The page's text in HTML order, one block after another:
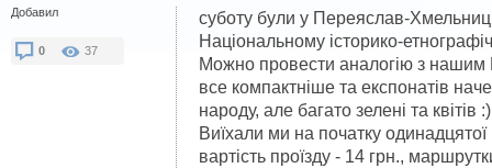
Добавил
0 37
суботу були у Переяслав-
Національному історико-
Можно провести аналогію з нашим
все компактніше та експонатів
народу, але багато зелені та квітів :)
Виїхали ми на початку
вартість проїзду - 14 грн.,